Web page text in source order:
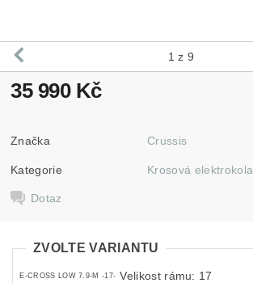
1 z 9
35 990 Kč
Značka Crussis
Kategorie Krosová elektrokola
Dotaz
ZVOLTE VARIANTU
E-CROSS LOW 7.9-M -17- Velikost rámu: 17